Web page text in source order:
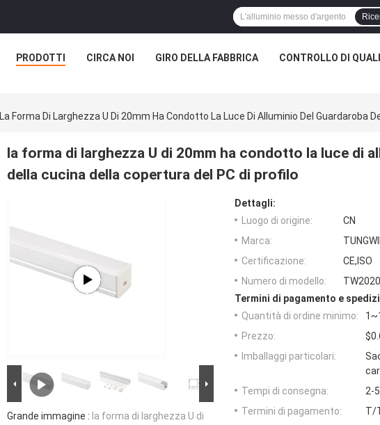
PRODOTTI CIRCA NOI GIRO DELLA FABBRICA CONTROLLO DI
La Forma Di Larghezza U Di 20mm Ha Condotto La Luce Di Alluminio Del Guardaroba
la forma di larghezza U di 20mm ha condotto la luce di
della cucina della copertura del PC di profilo
Grande immagine : la forma di larghezza U di
Dettagli:
Luogo di origine:
CN
Marca:
Certificazione:
CE,ISO
Numero di modello:
Termini di pagamento e
Quantità di ordine minimo:
Prezzo:
Imballaggi particolari:
Tempi di consegna:
2-
Termini di pagamento:
T/